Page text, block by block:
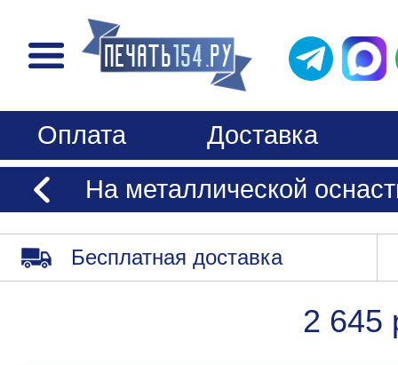
Оплата
Доставка
На металлической
Бесплатная доставка
2 645